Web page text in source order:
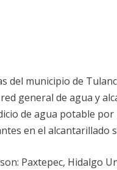
del municipio de
general de agua y
de agua potable
en el alcantarillado
Paxtepec, Hidalgo